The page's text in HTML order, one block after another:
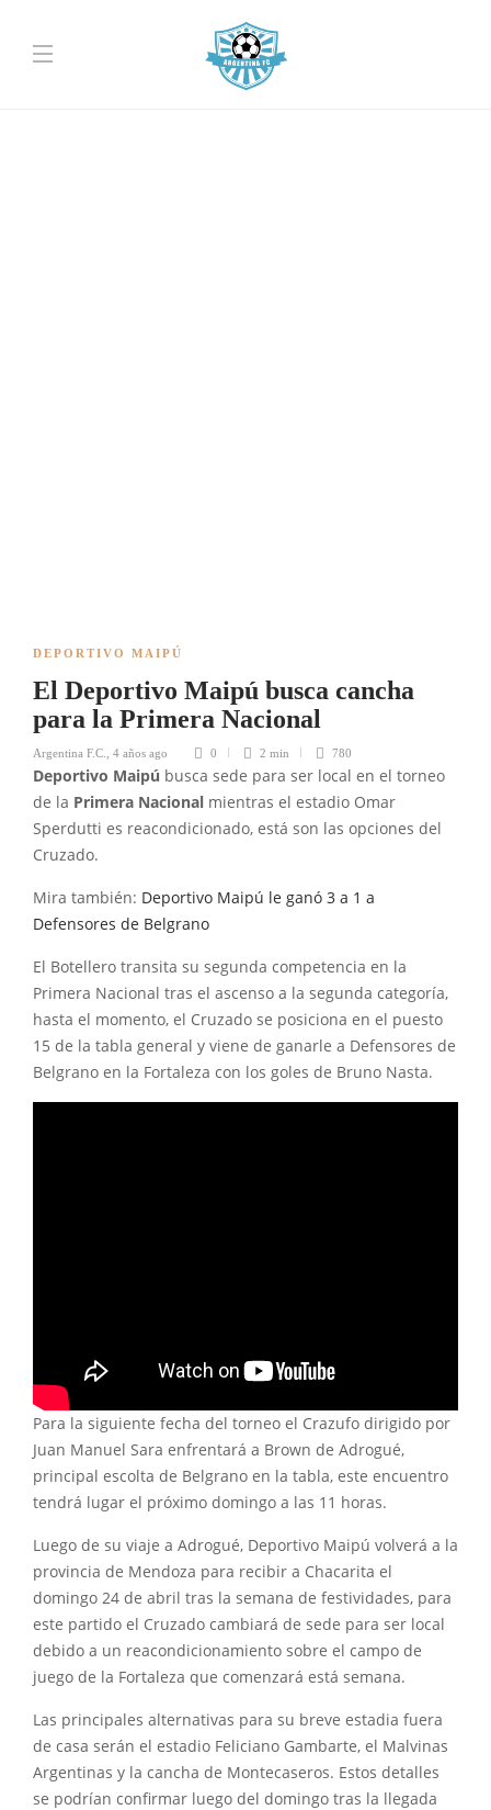
DEPORTIVO MAIPÚ
El Deportivo Maipú busca cancha
para la Primera Nacional
Argentina F.C. 4 años ago 0 2 min 780
Deportivo Maipú busca sede para ser local en el torneo
de la Primera Nacional mientras el estadio Omar
Sperdutti es reacondicionado, está son las opciones del
Cruzado.
Mira también: Deportivo Maipú le ganó 3 a 1 a
Defensores de Belgrano
El Botellero transita su segunda competencia en la
Primera Nacional tras el ascenso a la segunda categoría,
hasta el momento, el Cruzado se posiciona en el puesto
15 de la tabla general y viene de ganarle a Defensores de
Belgrano en la Fortaleza con los goles de Bruno Nasta.
Para la siguiente fecha del torneo el Crazufo dirigido por
Juan Manuel Sara enfrentará a Brown de Adrogué,
principal escolta de Belgrano en la tabla, este encuentro
tendrá lugar el próximo domingo a las 11 horas.
Luego de su viaje a Adrogué, Deportivo Maipú volverá a la
provincia de Mendoza para recibir a Chacarita el
domingo 24 de abril tras la semana de festividades, para
este partido el Cruzado cambiará de sede para ser local
debido a un reacondicionamiento sobre el campo de
juego de la Fortaleza que comenzará está semana.
Las principales alternativas para su breve estadia fuera
de casa serán el estadio Feliciano Gambarte, el Malvinas
Argentinas y la cancha de Montecaseros. Estos detalles
se podrían confirmar luego del domingo tras la llegada